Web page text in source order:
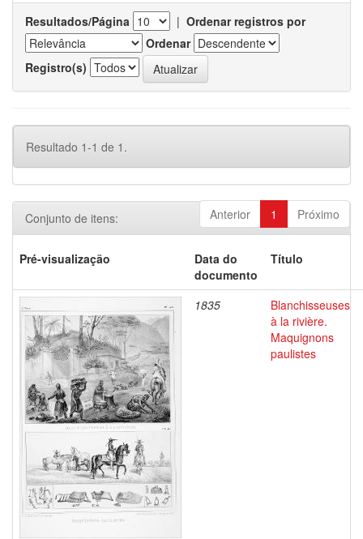
Resultados/Página | Ordenar registros por
Ordenar
Registro(s)
Resultado 1-1 de 1.
Anterior 1 Próximo
Conjunto de itens:
Pré-visualização
Data do
documento
Título
1835
Blanchisseuses
à la rivière.
Maquignons
paulistes